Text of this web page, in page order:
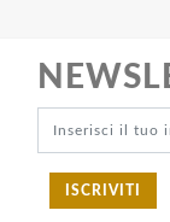
ISCRIVITI